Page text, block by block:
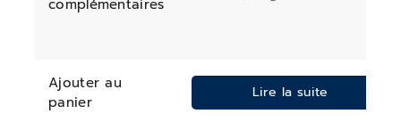
complémentaires
Ajouter au
panier
Lire la suite